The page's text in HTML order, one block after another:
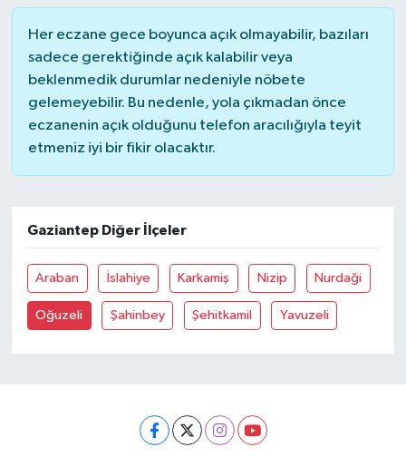
Her eczane gece boyunca açık olmayabilir, bazıları
sadece gerektiğinde açık kalabilir veya
beklenmedik durumlar nedeniyle nöbete
gelemeyebilir. Bu nedenle, yola çıkmadan önce
eczanenin açık olduğunu telefon aracılığıyla teyit
etmeniz iyi bir fikir olacaktır.
Gaziantep Diğer İlçeler
Araban İslahiye Karkamiş Nizip Nurdaği
Oğuzeli Şahinbey Şehitkamil Yavuzeli
YAZARLAR